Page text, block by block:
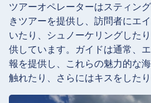
ツアーオペレーターはスティン
きツアーを提供し、訪問者にエ
いたり、シュノーケリングした
供しています。ガイドは通常、
報を提供し、これらの魅力的な
触れたり、さらにはキスをした